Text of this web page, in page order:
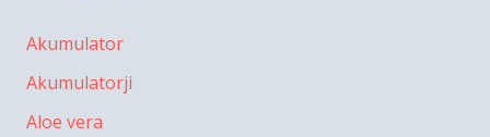
Akumulator
Akumulatorji
Aloe vera